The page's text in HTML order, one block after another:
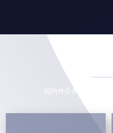
随着全球化的不断发展，宣传
市场推广方面变得愈发重要。
宣传片时需要认真考虑的因素之
国内外众多知名集团